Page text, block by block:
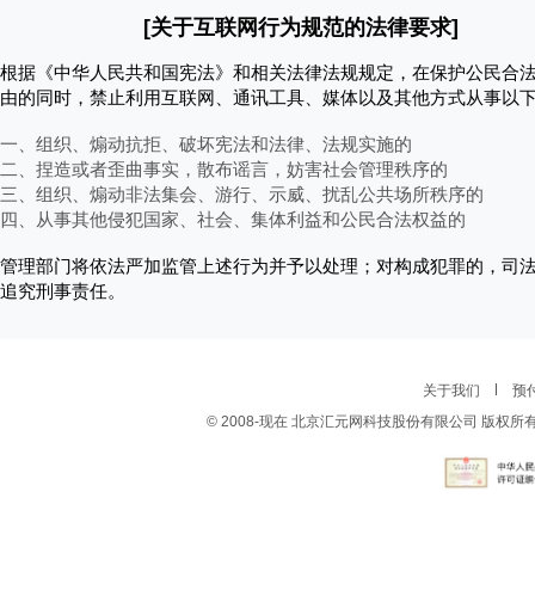
[关于互联网行为规范的法律要求]
根据《中华人民共和国宪法》和相关法律法规规定，在保护公民合
由的同时，禁止利用互联网、通讯工具、媒体以及其他方式从事以
一、组织、煽动抗拒、破坏宪法和法律、法规实施的
二、捏造或者歪曲事实，散布谣言，妨害社会管理秩序的
三、组织、煽动非法集会、游行、示威、扰乱公共场所秩序的
四、从事其他侵犯国家、社会、集体利益和公民合法权益的
管理部门将依法严加监管上述行为并予以处理；对构成犯罪的，司
追究刑事责任。
关于我们
预
© 2008-现在 北京汇元网科技股份有限公司 版权所